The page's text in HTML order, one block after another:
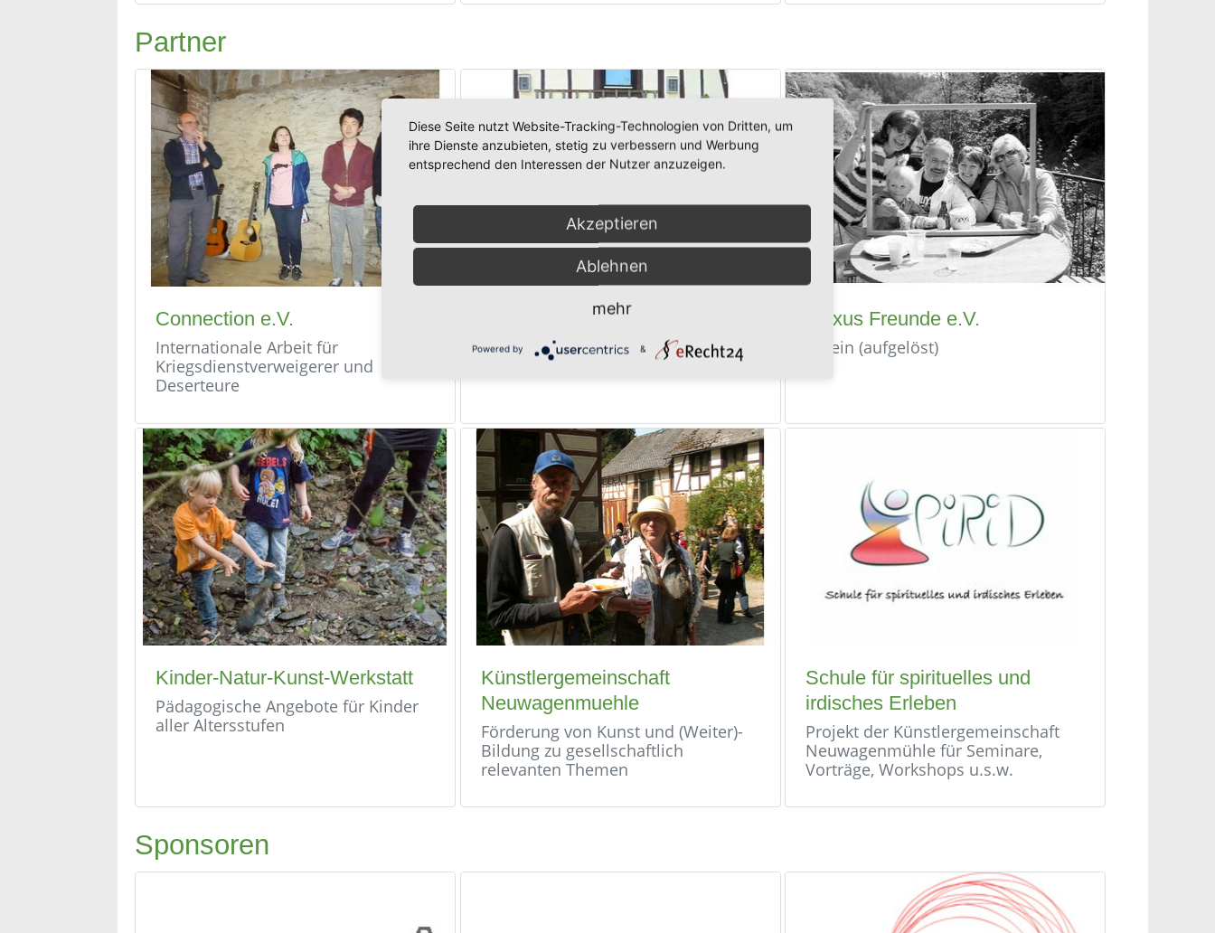
Partner
Connection e.V.
Internationale Arbeit für
Kriegsdienstverweigerer und
Deserteure
Erdfest-Initiative Fluxus Freunde e.V.
Verein (aufgelöst)
Kinder-Natur-Kunst-Werkstatt
Pädagogische Angebote für Kinder
aller Altersstufen
Künstlergemeinschaft
Neuwagenmuehle
Förderung von Kunst und (Weiter)-
Bildung zu gesellschaftlich
relevanten Themen
Schule für spirituelles und
irdisches Erleben
Projekt der Künstlergemeinschaft
Neuwagenmühle für Seminare,
Vorträge, Workshops u.s.w.
Sponsoren
Diese Seite nutzt Website-Tracking-Technologien von Dritten, um
ihre Dienste anzubieten, stetig zu verbessern und Werbung
entsprechend den Interessen der Nutzer anzuzeigen.
Akzeptieren
Ablehnen
mehr
Powered by &